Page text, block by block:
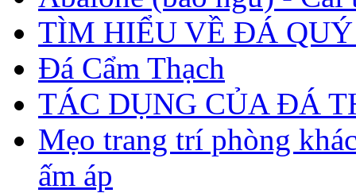
TÌM HIỂU VỀ ĐÁ QUÝ
Đá Cẩm Thạch
TÁC DỤNG CỦA ĐÁ
Mẹo trang trí phòng
ấm áp